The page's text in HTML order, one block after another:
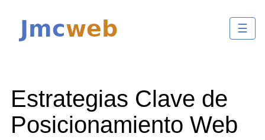
☰
Estrategias Clave de
Posicionamiento Web